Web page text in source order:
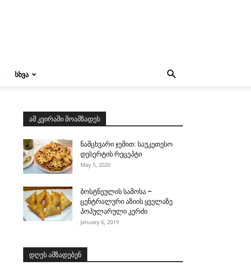
ᲡᲮᲕᲐ
ამ კვირაში მოამზადეს
ნამცხვარი ჯემით: საუკეთესო
დესერტის რეცეპტი
May 5, 2020
ბოსტნეულის სამოსა –
ცენტრალური აზიის ყველაზე
პოპულარული კერძი
January 6, 2019
დღეს ამზადებენ